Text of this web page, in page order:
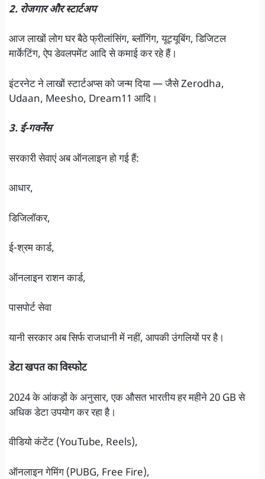
2. रोजगार और स्टार्टअप
आज लाखों लोग घर बैठे फ्रीलांसिंग, ब्लॉगिंग, यूट्यूबिंग, डिजिटल
मार्केटिंग, ऐप डेवलपमेंट आदि से कमाई कर रहे हैं।
इंटरनेट ने लाखों स्टार्टअप्स को जन्म दिया — जैसे Zerodha,
Udaan, Meesho, Dream11 आदि।
3. ई-गवर्नेंस
सरकारी सेवाएं अब ऑनलाइन हो गई हैं:
आधार,
डिजिलॉकर,
ई-श्रम कार्ड,
ऑनलाइन राशन कार्ड,
पासपोर्ट सेवा
यानी सरकार अब सिर्फ राजधानी में नहीं, आपकी उंगलियों पर है।
डेटा खपत का विस्फोट
2024 के आंकड़ों के अनुसार, एक औसत भारतीय हर महीने 20 GB से
अधिक डेटा उपयोग कर रहा है।
वीडियो कंटेंट (YouTube, Reels),
ऑनलाइन गेमिंग (PUBG, Free Fire),